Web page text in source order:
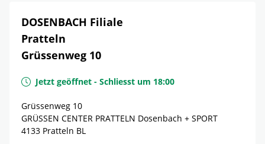
DOSENBACH Filiale
Pratteln
Grüssenweg 10
Jetzt geöffnet - Schliesst um 18:00
Grüssenweg 10
GRÜSSEN CENTER PRATTELN Dosenbach + SPORT
4133 Pratteln BL